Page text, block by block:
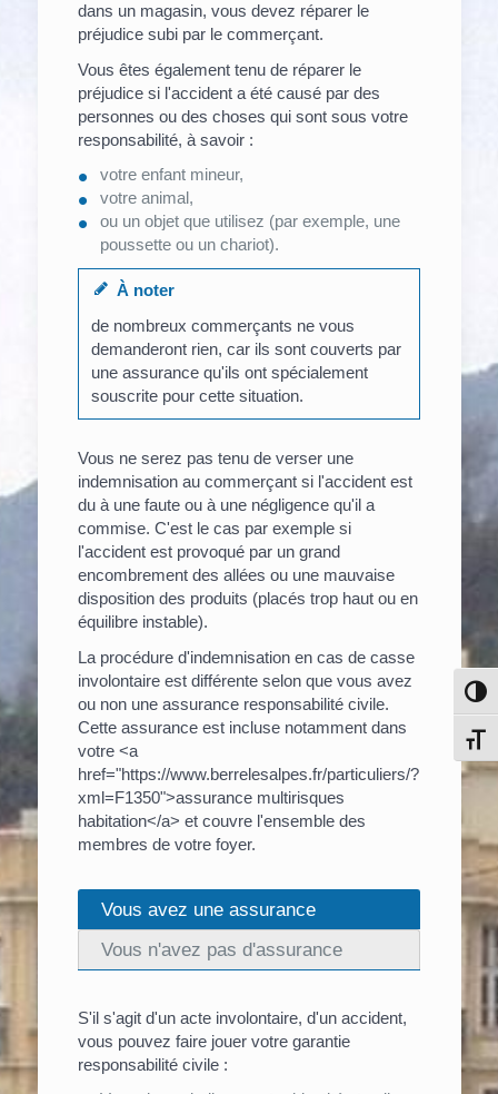
dans un magasin, vous devez réparer le
préjudice subi par le commerçant.
Vous êtes également tenu de réparer le
préjudice si l'accident a été causé par des
personnes ou des choses qui sont sous votre
responsabilité, à savoir :
votre enfant mineur,
votre animal,
ou un objet que utilisez (par exemple, une
poussette ou un chariot).
À noter
de nombreux commerçants ne vous
demanderont rien, car ils sont couverts par
une assurance qu'ils ont spécialement
souscrite pour cette situation.
Vous ne serez pas tenu de verser une
indemnisation au commerçant si l'accident est
du à une faute ou à une négligence qu'il a
commise. C'est le cas par exemple si
l'accident est provoqué par un grand
encombrement des allées ou une mauvaise
disposition des produits (placés trop haut ou en
équilibre instable).
La procédure d'indemnisation en cas de casse
involontaire est différente selon que vous avez
ou non une assurance responsabilité civile.
Cette assurance est incluse notamment dans
votre <a
href="https://www.berrelesalpes.fr/particuliers/?
xml=F1350">assurance multirisques
habitation</a> et couvre l'ensemble des
membres de votre foyer.
Vous avez une assurance
Vous n'avez pas d'assurance
S'il s'agit d'un acte involontaire, d'un accident,
vous pouvez faire jouer votre garantie
responsabilité civile :